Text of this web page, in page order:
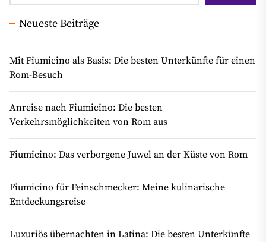
Neueste Beiträge
Mit Fiumicino als Basis: Die besten Unterkünfte für einen
Rom-Besuch
Anreise nach Fiumicino: Die besten
Verkehrsmöglichkeiten von Rom aus
Fiumicino: Das verborgene Juwel an der Küste von Rom
Fiumicino für Feinschmecker: Meine kulinarische
Entdeckungsreise
Luxuriös übernachten in Latina: Die besten Unterkünfte